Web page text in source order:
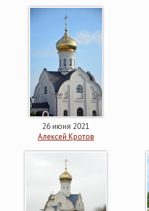
26 июня 2021
Алексей Кротов